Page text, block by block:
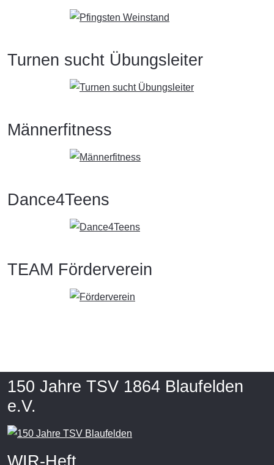
Turnen sucht Übungsleiter
Männerfitness
Dance4Teens
TEAM Förderverein
150 Jahre TSV 1864 Blaufelden
e.V.
WIR-Heft